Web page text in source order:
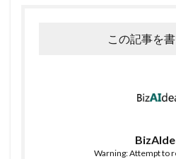
この記事を
Warning: Attempt to